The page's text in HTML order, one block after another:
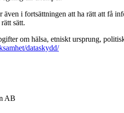
även i fortsättningen att ha rätt att få
sätt.
om hälsa, etniskt ursprung,
dataskydd/
AB